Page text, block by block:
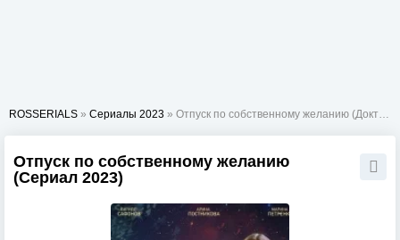
ROSSERIALS » Сериалы 2023 » Отпуск по собственному желанию (Доктор Мартов)
Отпуск по собственному желанию
(Сериал 2023)